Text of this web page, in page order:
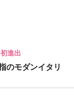
進出
のモダンイタリ